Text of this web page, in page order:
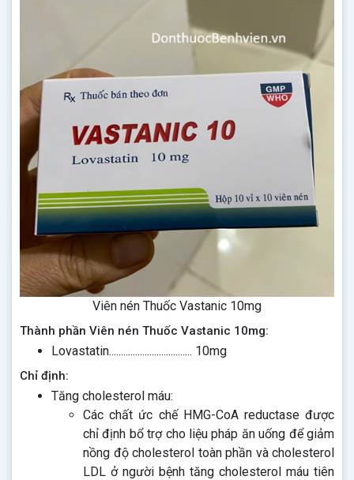
Viên nén Thuốc Vastanic 10mg
Thành phần Viên nén Thuốc Vastanic 10mg:
Lovastatin................................... 10mg
Chỉ định:
Tăng cholesterol máu:
Các chất ức chế HMG-CoA reductase được
chỉ định bổ trợ cho liệu pháp ăn uống để giảm
nồng độ cholesterol toàn phần và cholesterol
LDL ở người bệnh tăng cholesterol máu tiên